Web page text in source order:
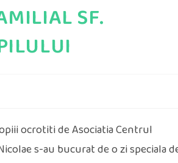
SF.
ocrotiti de Asociatia Centrul
s-au bucurat de o zi speciala